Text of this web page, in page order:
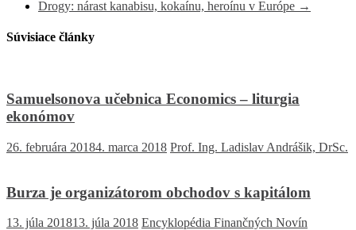
Drogy: nárast kanabisu, kokaínu, heroínu v Európe →
Súvisiace články
Samuelsonova učebnica Economics – liturgia
ekonómov
26. februára 20184. marca 2018 Prof. Ing. Ladislav Andrášik, DrSc.
Burza je organizátorom obchodov s kapitálom
13. júla 201813. júla 2018 Encyklopédia Finančných Novín